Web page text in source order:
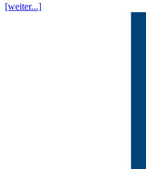
[weiter...]